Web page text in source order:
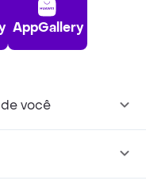
AppGallery
você